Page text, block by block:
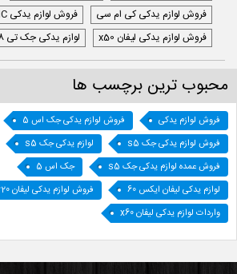
فروش لوازم یدکی کی ام سی
فروش لوازم یدکی KMC
فروش لوازم یدکی لیفان x50
لوازم یدکی جک تی 8
محبوب ترین برچسب ها
فروش لوازم یدکی
فروش لوازم یدکی جک اس 5
فروش لوازم یدکی جک s5
لوازم یدکی جک s5
فروش عمده لوازم یدکی جک s5
جک اس 5
لوازم یدکی لیفان ایکس 60
فروش لوازم یدکی لیفان 620
واردات لوازم یدکی لیفان x60